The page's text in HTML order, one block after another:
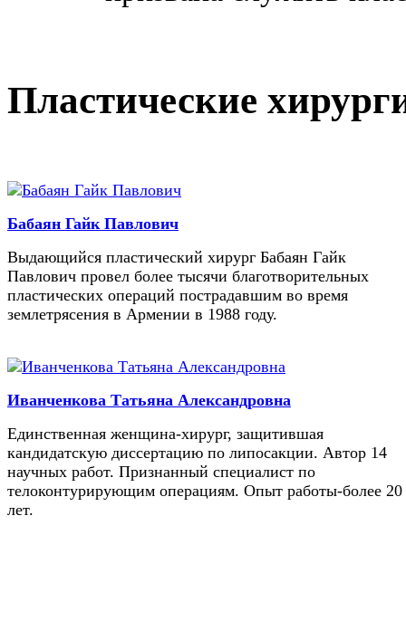
Пластические
Бабаян Гайк Павлович
Выдающийся пластический хирург Бабаян Гайк
Павлович провел более тысячи благотворительных
пластических операций пострадавшим во время
землетрясения в Армении в 1988 году.
Иванченкова Татьяна Александровна
Единственная женщина-хирург, защитившая
кандидатскую диссертацию по липосакции. Автор 14
научных работ. Признанный специалист по
телоконтурирующим операциям. Опыт работы-более 20
лет.